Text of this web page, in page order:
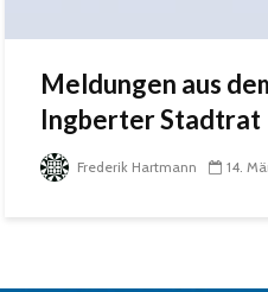
Meldungen aus
Ingberter Stadtrat
Frederik Hartmann 14.